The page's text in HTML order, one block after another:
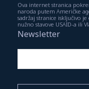
Ova internet stranica
naroda putem Američke
sadržaj stranice isključivo
nužno stavove USAID-a ili
Newsletter